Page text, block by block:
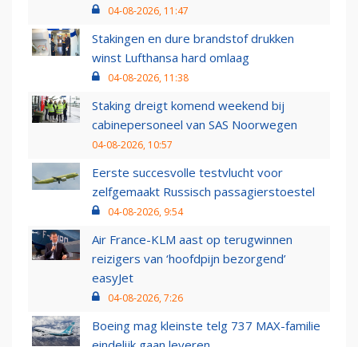
04-08-2026, 11:47
Stakingen en dure brandstof drukken
winst Lufthansa hard omlaag
04-08-2026, 11:38
Staking dreigt komend weekend bij
cabinepersoneel van SAS Noorwegen
04-08-2026, 10:57
Eerste succesvolle testvlucht voor
zelfgemaakt Russisch passagierstoestel
04-08-2026, 9:54
Air France-KLM aast op terugwinnen
reizigers van ‘hoofdpijn bezorgend’
easyJet
04-08-2026, 7:26
Boeing mag kleinste telg 737 MAX-familie